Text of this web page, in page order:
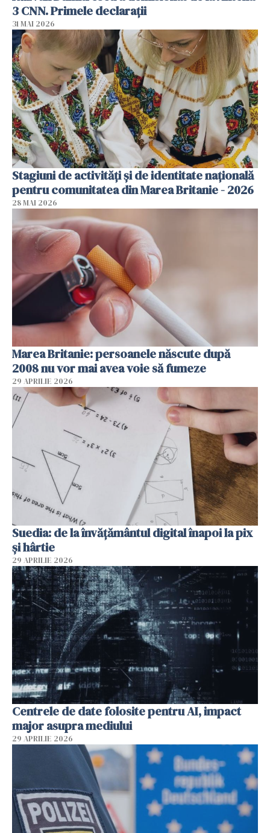
3 CNN. Primele declarații
31 MAI 2026
Stagiuni de activități și de identitate națională
pentru comunitatea din Marea Britanie - 2026
28 MAI 2026
Marea Britanie: persoanele născute după
2008 nu vor mai avea voie să fumeze
29 APRILIE 2026
Suedia: de la învățământul digital înapoi la pix
și hârtie
29 APRILIE 2026
Centrele de date folosite pentru AI, impact
major asupra mediului
29 APRILIE 2026